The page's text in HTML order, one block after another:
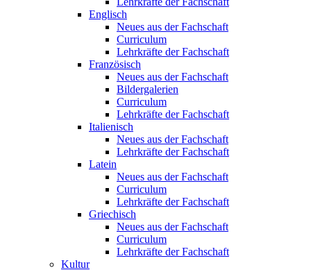
Englisch
Neues aus der Fachschaft
Curriculum
Lehrkräfte der Fachschaft
Französisch
Neues aus der Fachschaft
Bildergalerien
Curriculum
Lehrkräfte der Fachschaft
Italienisch
Neues aus der Fachschaft
Lehrkräfte der Fachschaft
Latein
Neues aus der Fachschaft
Curriculum
Lehrkräfte der Fachschaft
Griechisch
Neues aus der Fachschaft
Curriculum
Lehrkräfte der Fachschaft
Kultur